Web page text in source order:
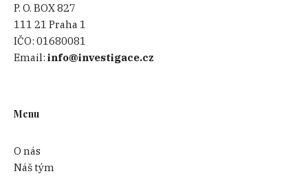
P. O. BOX 827
111 21 Praha 1
IČO:01680081
Email:info@investigace.cz
Menu
O nás
Náš tým